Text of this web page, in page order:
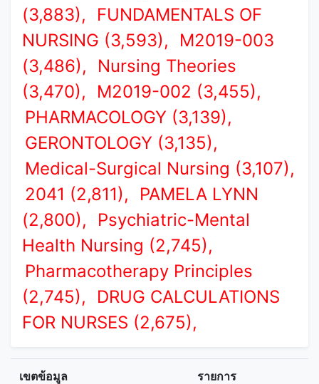
(3,883),
FUNDAMENTALS OF
NURSING (3,593),
M2019-003
(3,486),
Nursing Theories
(3,470),
M2019-002 (3,455),
PHARMACOLOGY (3,139),
GERONTOLOGY (3,135),
Medical-Surgical Nursing (3,107),
2041 (2,811),
PAMELA LYNN
(2,800),
Psychiatric-Mental
Health Nursing (2,745),
Pharmacotherapy Principles
(2,745),
DRUG CALCULATIONS
FOR NURSES (2,675),
เขตข้อมูล รายการ